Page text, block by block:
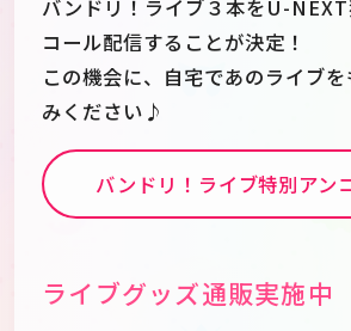
バンドリ！ライブ３本をU-
コール配信することが決定！
この機会に、自宅であのライブ
みください♪
バンドリ！ライブ特別アン
ライブグッズ通販実施中